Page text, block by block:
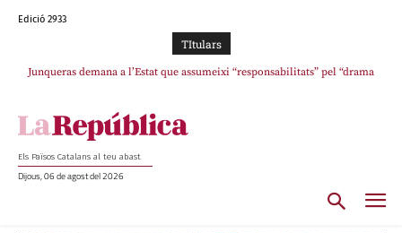
Edició 2933
TItulars
Junqueras demana a l’Estat que assumeixi “responsabilitats” pel “drama
Els Països Catalans al teu abast
Dijous, 06 de agost del 2026